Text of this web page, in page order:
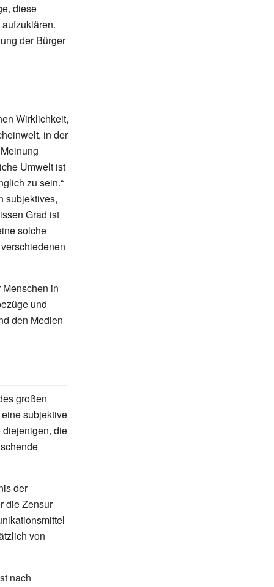
diese
der Bürger
Wirklichkeit,
in der
Umwelt ist
zu sein.“
subjektives,
Grad ist
solche
in
und
den Medien
großen
subjektive
diejenigen, die
der
die Zensur
von
nach